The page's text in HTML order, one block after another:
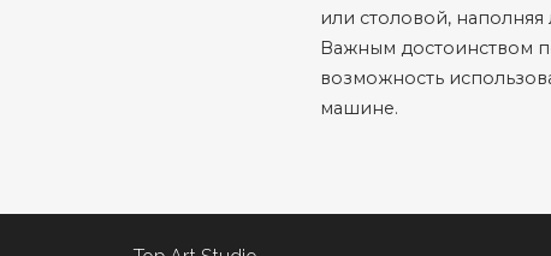
или столовой,
Важным достоинством
возможность
машине.